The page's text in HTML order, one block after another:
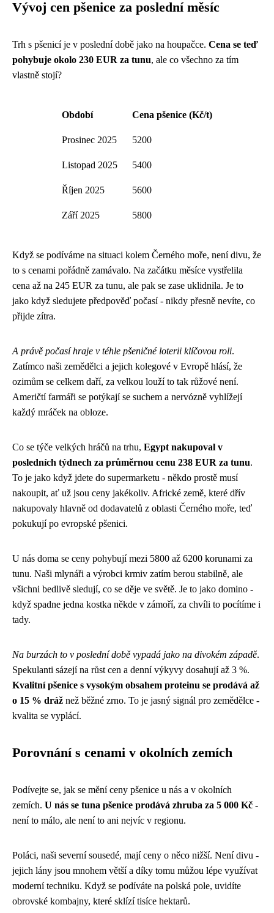
Vývoj cen pšenice za poslední měsíc
Trh s pšenicí je v poslední době jako na houpačce. Cena se teď
pohybuje okolo 230 EUR za tunu, ale co všechno za tím
vlastně stojí?
Období Cena pšenice (Kč/t)
Prosinec 2025 5200
Listopad 2025 5400
Říjen 2025 5600
Září 2025 5800
Když se podíváme na situaci kolem Černého moře, není divu, že
to s cenami pořádně zamávalo. Na začátku měsíce vystřelila
cena až na 245 EUR za tunu, ale pak se zase uklidnila. Je to
jako když sledujete předpověď počasí - nikdy přesně nevíte, co
přijde zítra.
A právě počasí hraje v téhle pšeničné loterii klíčovou roli.
Zatímco naši zemědělci a jejich kolegové v Evropě hlásí, že
ozimům se celkem daří, za velkou louží to tak růžové není.
Američtí farmáři se potýkají se suchem a nervózně vyhlížejí
každý mráček na obloze.
Co se týče velkých hráčů na trhu, Egypt nakupoval v
posledních týdnech za průměrnou cenu 238 EUR za tunu.
To je jako když jdete do supermarketu - někdo prostě musí
nakoupit, ať už jsou ceny jakékoliv. Africké země, které dřív
nakupovaly hlavně od dodavatelů z oblasti Černého moře, teď
pokukují po evropské pšenici.
U nás doma se ceny pohybují mezi 5800 až 6200 korunami za
tunu. Naši mlynáři a výrobci krmiv zatím berou stabilně, ale
všichni bedlivě sledují, co se děje ve světě. Je to jako domino -
když spadne jedna kostka někde v zámoří, za chvíli to pocítíme i
tady.
Na burzách to v poslední době vypadá jako na divokém západě.
Spekulanti sázejí na růst cen a denní výkyvy dosahují až 3 %.
Kvalitní pšenice s vysokým obsahem proteinu se prodává až
o 15 % dráž než běžné zrno. To je jasný signál pro zemědělce -
kvalita se vyplácí.
Porovnání s cenami v okolních zemích
Podívejte se, jak se mění ceny pšenice u nás a v okolních
zemích. U nás se tuna pšenice prodává zhruba za 5 000 Kč -
není to málo, ale není to ani nejvíc v regionu.
Poláci, naši severní sousedé, mají ceny o něco nižší. Není divu -
jejich lány jsou mnohem větší a díky tomu můžou lépe využívat
moderní techniku. Když se podíváte na polská pole, uvidíte
obrovské kombajny, které sklízí tisíce hektarů.